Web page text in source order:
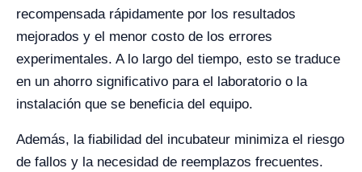
recompensada rápidamente por los resultados
mejorados y el menor costo de los errores
experimentales. A lo largo del tiempo, esto se traduce
en un ahorro significativo para el laboratorio o la
instalación que se beneficia del equipo.
Además, la fiabilidad del incubateur minimiza el riesgo
de fallos y la necesidad de reemplazos frecuentes.